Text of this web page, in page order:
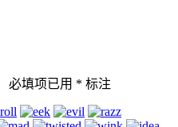
必填项已用 * 标注